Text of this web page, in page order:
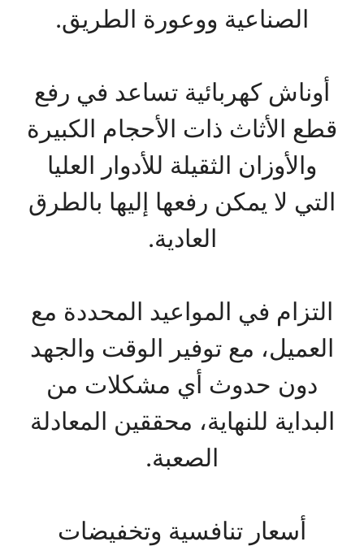
الصناعية ووعورة الطريق.
أوناش كهربائية تساعد في رفع
قطع الأثاث ذات الأحجام الكبيرة
والأوزان الثقيلة للأدوار العليا
التي لا يمكن رفعها إليها بالطرق
العادية.
التزام في المواعيد المحددة مع
العميل، مع توفير الوقت والجهد
دون حدوث أي مشكلات من
البداية للنهاية، محققين المعادلة
الصعبة.
أسعار تنافسية وتخفيضات